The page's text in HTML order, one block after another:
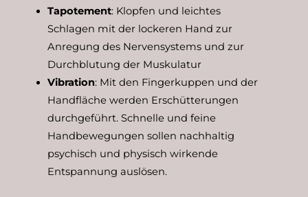
Tapotement: Klopfen und leichtes
Schlagen mit der lockeren Hand zur
Anregung des Nervensystems und zur
Durchblutung der Muskulatur
Vibration: Mit den Fingerkuppen und der
Handfläche werden Erschütterungen
durchgeführt. Schnelle und feine
Handbewegungen sollen nachhaltig
psychisch und physisch wirkende
Entspannung auslösen.